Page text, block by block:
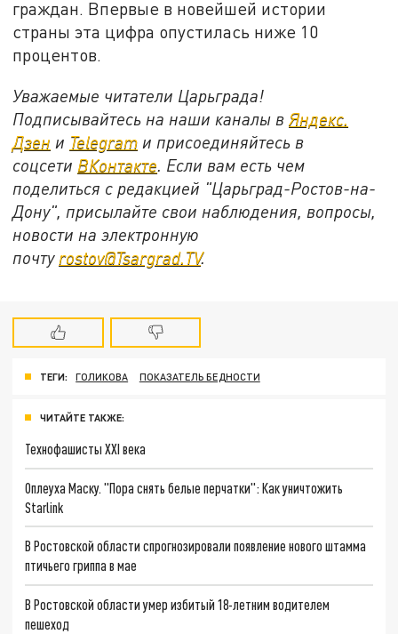
граждан. Впервые в новейшей истории
страны эта цифра опустилась ниже 10
процентов.
Уважаемые читатели Царьграда!
Подписывайтесь на наши каналы в Яндекс.
Дзен и Telegram и присоединяйтесь в
соцсети ВКонтакте . Если вам есть чем
поделиться с редакцией "Царьград-Ростов-на-
Дону", присылайте свои наблюдения, вопросы,
новости на электронную
почту rostov@Tsargrad.ТV.
ТЕГИ: ГОЛИКОВА ПОКАЗАТЕЛЬ БЕДНОСТИ
ЧИТАЙТЕ ТАКЖЕ:
Технофашисты XXI века
Оплеуха Маску. "Пора снять белые перчатки": Как уничтожить
Starlink
В Ростовской области спрогнозировали появление нового штамма
птичьего гриппа в мае
В Ростовской области умер избитый 18-летним водителем
пешеход